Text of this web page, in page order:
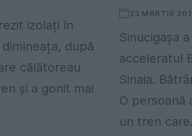
izolați în
după
călătoreau
și a gonit mai
23 MARTIE
Sinucigaşa
acceleratul
Sinaia.
O persoană
un tren